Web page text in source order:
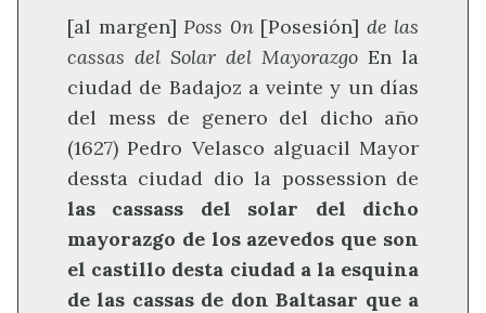
[al margen] Poss 0n [Posesión] de las
cassas del Solar del Mayorazgo En la
ciudad de Badajoz a veinte y un días
del mess de genero del dicho año
(1627) Pedro Velasco alguacil Mayor
dessta ciudad dio la possession de
las cassass del solar del dicho
mayorazgo de los azevedos que son
el castillo desta ciudad a la esquina
de las cassas de don Baltasar que a